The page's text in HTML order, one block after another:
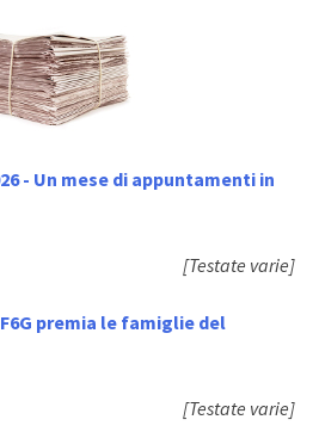
- Un mese di appuntamenti in
[Testate varie]
premia le famiglie del
[Testate varie]